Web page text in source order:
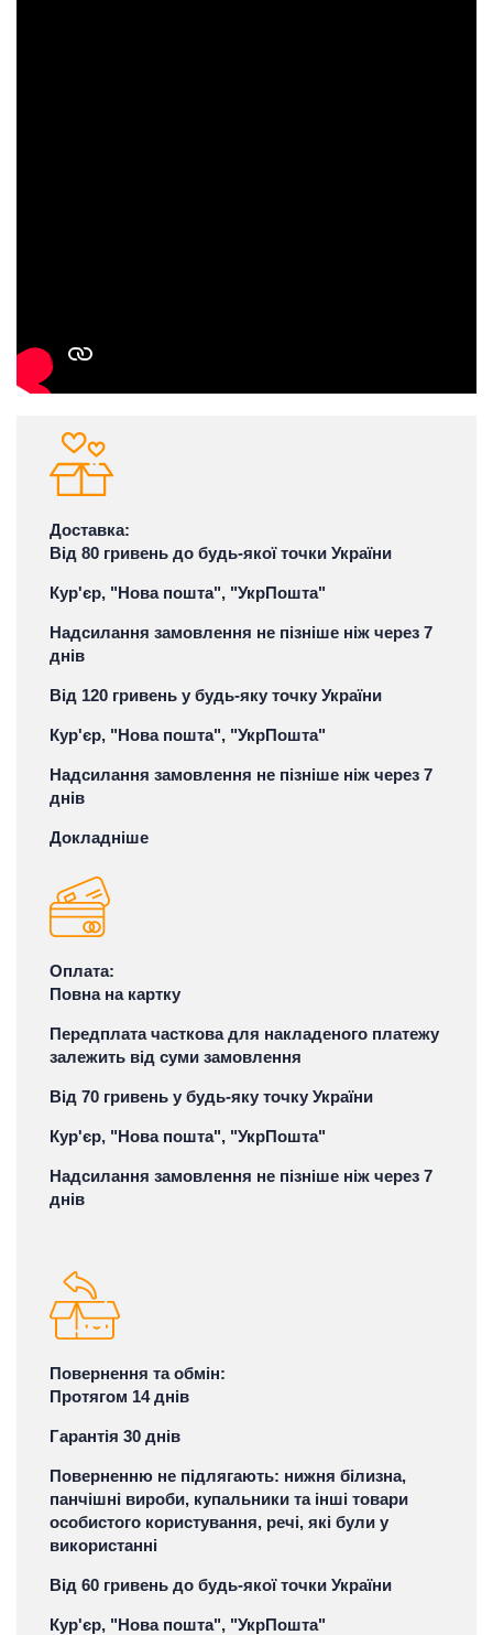
Доставка:
Від 80 гривень до будь-якої точки України
Кур'єр, "Нова пошта", "УкрПошта"
Надсилання замовлення не пізніше ніж через 7
днів
Від 120 гривень у будь-яку точку України
Кур'єр, "Нова пошта", "УкрПошта"
Надсилання замовлення не пізніше ніж через 7
днів
Докладніше
Оплата:
Повна на картку
Передплата часткова для накладеного платежу
залежить від суми замовлення
Від 70 гривень у будь-яку точку України
Кур'єр, "Нова пошта", "УкрПошта"
Надсилання замовлення не пізніше ніж через 7
днів
Повернення та обмін:
Протягом 14 днів
Гарантія 30 днів
Поверненню не підлягають: нижня білизна,
панчішні вироби, купальники та інші товари
особистого користування, речі, які були у
використанні
Від 60 гривень до будь-якої точки України
Кур'єр, "Нова пошта", "УкрПошта"